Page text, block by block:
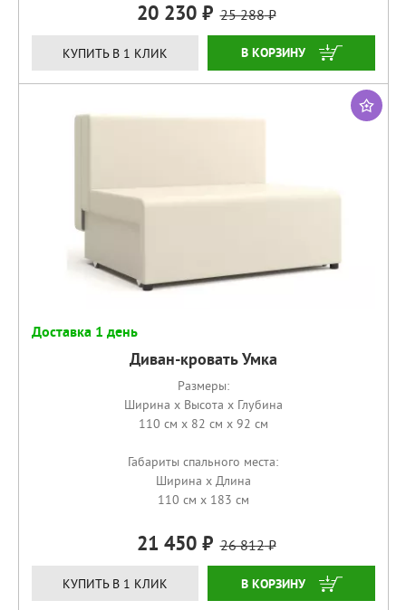
20 230 25 288
КУПИТЬ В 1 КЛИК КУПИТЬ
Доставка 1 день
Диван-кровать Умка
Размеры:
Ширина x Высота x Глубина
110 см x 82 см x 92 см
Габариты спального места:
Ширина x Длина
110 см x 183 см
21 450 26 812
КУПИТЬ В 1 КЛИК КУПИТЬ